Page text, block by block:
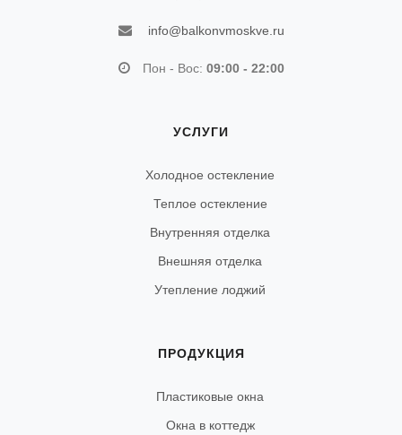
info@balkonvmoskve.ru
Пон - Вос: 09:00 - 22:00
УСЛУГИ
Холодное остекление
Теплое остекление
Внутренняя отделка
Внешняя отделка
Утепление лоджий
ПРОДУКЦИЯ
Пластиковые окна
Окна в коттедж